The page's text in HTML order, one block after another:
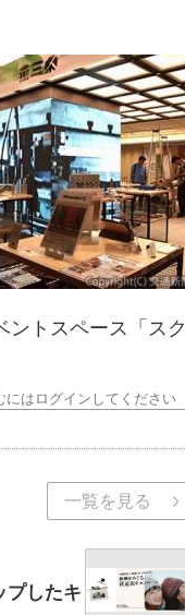
ントスペース「スク
にはログインしてください
一覧を見る
したキ